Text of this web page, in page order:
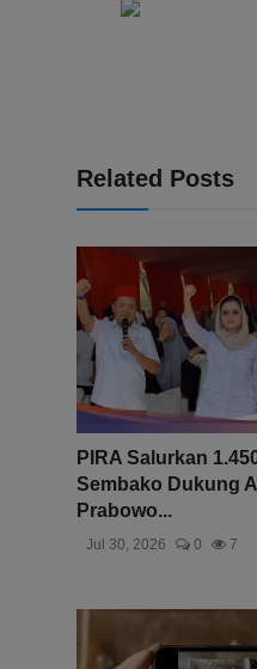
Related Posts
PIRA Salurkan
Sembako Dukung
Prabowo...
Jul 30, 2026 0 7